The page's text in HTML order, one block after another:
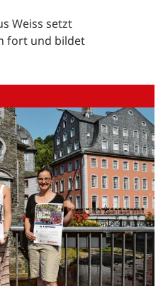
Weiss setzt
fort und bildet